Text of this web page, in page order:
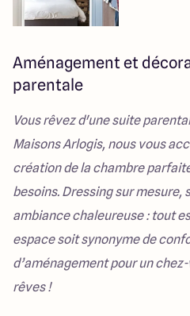
Aménagement et
parentale
Vous rêvez d'une suite
Maisons Arlogis, nous vous
création de la chambre
besoins. Dressing sur mesure,
ambiance chaleureuse : tout
espace soit synonyme de
d’aménagement pour un
rêves !